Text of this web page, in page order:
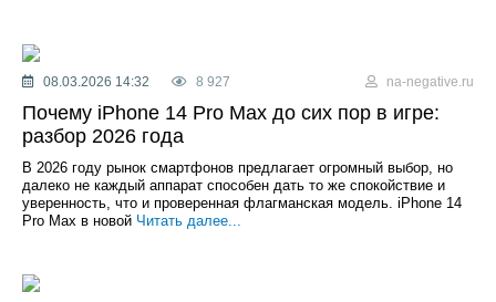
08.03.2026 14:32 8 927 na-negative.ru
Почему iPhone 14 Pro Max до сих пор в игре:
разбор 2026 года
В 2026 году рынок смартфонов предлагает огромный выбор, но
далеко не каждый аппарат способен дать то же спокойствие и
уверенность, что и проверенная флагманская модель. iPhone 14
Pro Max в новой Читать далее...